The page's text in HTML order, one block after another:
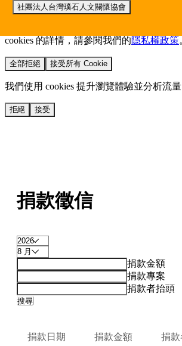
我們使用 cookies 來提升您的瀏覽體驗並
欲了解
cookies 的詳情，請參閱我們的隱私權政策
全部拒絕 接受所有 Cookie
我們使用 cookies 提升瀏覽體驗並分析流量
拒絕 接受
社團法人台灣璞石人文關懷協會
捐款徵信
捐款金額
捐款專案
捐款者抬頭
搜尋
捐款日期 捐款金額 捐